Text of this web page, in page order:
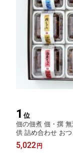
1 位
佃の佃煮 佃・撰
供 詰め合わせ お
贈り物 お取り寄せ
老の日 誕生日 老舗
5,022 円